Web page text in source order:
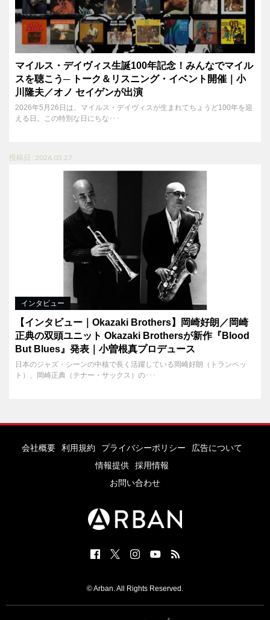
マイルス・デイヴィス生誕100年記念！みんなでマイル
スを聴こう─ トーク＆リスニング・イベント開催｜小
川隆夫／オノ セイゲンが出演
2026年5月26日は、マイルス・デイヴィスが生まれてちょうど100年を迎
える日。この特別な日にちな･･･
投稿日 : 2026.03.27
インタビュー
【インタビュー｜Okazaki Brothers】岡崎好朗／岡崎
正典の双頭ユニット Okazaki Brothersが新作『Blood
But Blues』発表｜小曽根真プロデュース
日本のジャズ・シーンの中核で長く活躍している岡崎好朗（トランペッ
ト）、岡崎正典（テナー・サックス）の･･･
会社概要 利用規約 プライバシーポリシー
広告について
情報提供
採用情報
お問い合わせ
© Arban. All Rights Reserved.